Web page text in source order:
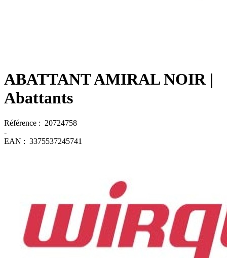
ABATTANT AMIRAL NOIR |
Abattants
Référence : 20724758
-
EAN : 3375537245741